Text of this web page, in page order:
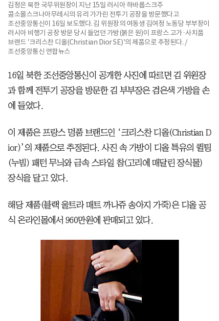
김정은 북한 국무위원장이 지난 15일 러시아 하바롭스크주
콤소몰스크나아무레시의 유리 가가린 전투기 공장을 방문했다고
조선중앙통신이 16일 보도했다. 김 위원장의 여동생 김여정 노동당 부부장이
러시아 비행기 공장 방문 당시 들었던 가방(붉은 원)이 프랑스 고가·사치품
브랜드 '크리스찬 디올(Christian Dior SE)'의 제품으로 추정된다. /
조선중앙통신 연합뉴스
16일 북한 조선중앙통신이 공개한 사진에 따르면 김 위원장
과 함께 전투기 공장을 방문한 김 부부장은 검은색 가방을 손
에 들었다.
이 제품은 프랑스 명품 브랜드인 ‘크리스찬 디올(Christian D
ior)’의 제품으로 추정된다. 사진 속 가방이 디올 특유의 퀼팅
(누빔) 패턴 무늬와 금속 스타일 참(고리에 매달린 장식물)
장식을 달고 있다.
해당 제품(블랙 울트라 매트 까나쥬 송아지 가죽)은 디올 공
식 온라인몰에서 960만원에 판매되고 있다.